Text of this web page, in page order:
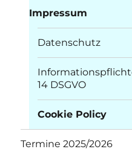
Impressum
Datenschutz
14 DSGVO
Cookie Policy
Termine 2025/2026